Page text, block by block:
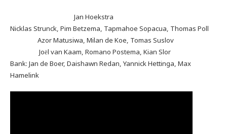
Jan Hoekstra
Nicklas Strunck, Pim Betzema, Tapmahoe Sopacua, Thomas Poll
Azor Matusiwa, Milan de Koe, Tomas Suslov
Joël van Kaam, Romano Postema, Kian Slor
Bank: Jan de Boer, Daishawn Redan, Yannick Hettinga, Max
Hamelink